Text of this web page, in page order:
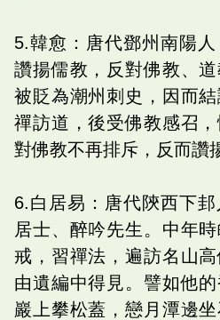
5.韓愈：唐代鄧州南陽人
讚揚儒教，反對佛教、
被貶為潮州刺史，因而
禪訪道，後受佛教感召
對佛教不再排斥，反而讚
6.白居易：唐代陝西下
居士、醉吟先生。中年
戒，習禪法，遍訪名山
由遺編中得見。譬如他
巖上攀松蓋，戀月潭邊